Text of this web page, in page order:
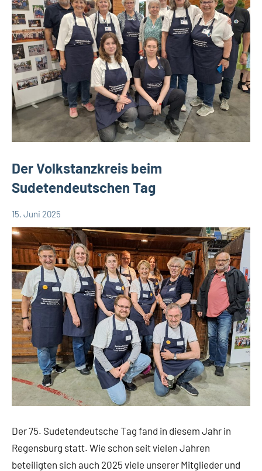
Der Volkstanzkreis beim
Sudetendeutschen Tag
15. Juni 2025
Gerstner
Der 75. Sudetendeutsche Tag fand in diesem Jahr in
Regensburg statt. Wie schon seit vielen Jahren
beteiligten sich auch 2025 viele unserer Mitglieder und